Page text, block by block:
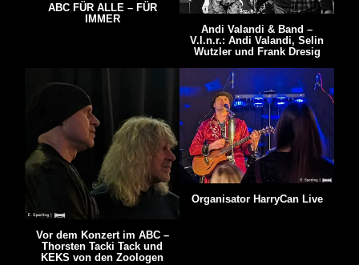
ABC FÜR ALLE – FÜR
IMMER
Andi Valandi & Band –
V.l.n.r.: Andi Valandi, Selin
Wutzler und Frank Dresig
Vor dem Konzert im ABC –
Thorsten Tacki Tack und
KEKS von den Zoologen
Organisator HarryCan Live